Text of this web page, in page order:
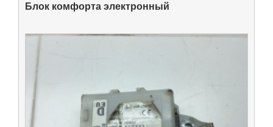
Блок комфорта электронный